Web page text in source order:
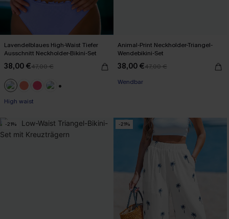
Lavendelblaues High-Waist Tiefer
Ausschnitt Neckholder-Bikini-Set
38,00 €47,00 €
High waist
Animal-Print Neckholder-Triangel-
Wendebikini-Set
38,00 €47,00 €
Wendbar
-21% -21%